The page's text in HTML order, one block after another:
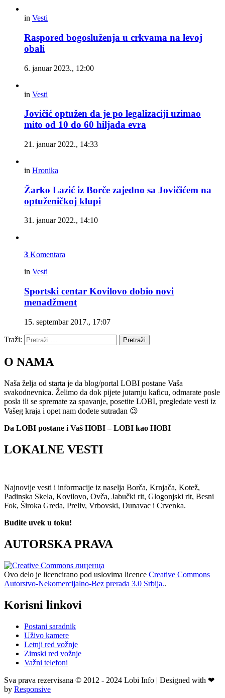
in Vesti
Raspored bogosluženja u crkvama na levoj
obali
6. januar 2023., 12:00
in Vesti
Jovičić optužen da je po legalizaciji uzimao
mito od 10 do 60 hiljada evra
21. januar 2022., 14:33
in Hronika
Žarko Lazić iz Borče zajedno sa Jovičićem na
optuženičkoj klupi
31. januar 2022., 14:10
3 Komentara
in Vesti
Sportski centar Kovilovo dobio novi
menadžment
15. septembar 2017., 17:07
Traži: Pretraži
O NAMA
Naša želja od starta je da blog/portal LOBI postane Vaša
svakodnevnica. Želimo da dok pijete jutarnju kaficu, odmarate posle
posla ili se spremate za spavanje, posetite LOBI, pregledate vesti iz
Vašeg kraja i opet nam dođete sutradan 😉
Da LOBI postane i Vaš HOBI – LOBI kao HOBI
LOKALNE VESTI
Najnovije vesti i informacije iz naselja Borča, Krnjača, Kotež,
Padinska Skela, Kovilovo, Ovča, Jabučki rit, Glogonjski rit, Besni
Fok, Široka Greda, Preliv, Vrbovski, Dunavac i Crvenka.
Budite uvek u toku!
AUTORSKA PRAVA
Ovo delo je licencirano pod uslovima licence Creative Commons
Autorstvo-Nekomercijalno-Bez prerada 3.0 Srbija..
Korisni linkovi
Postani saradnik
Uživo kamere
Letnji red vožnje
Zimski red vožnje
Važni telefoni
Sva prava rezervisana © 2012 - 2024 Lobi Info | Designed with ❤
by Responsive